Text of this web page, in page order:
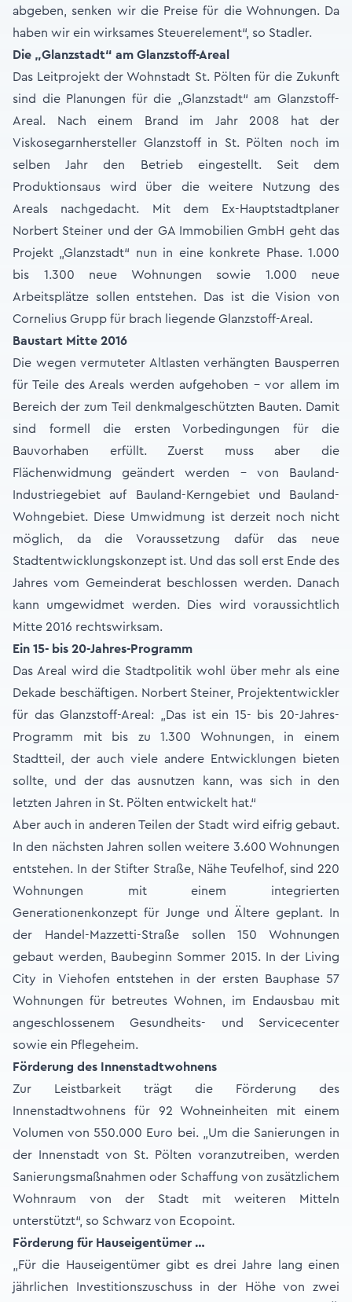
abgeben, senken wir die Preise für die Wohnungen. Da
haben wir ein wirksames Steuerelement“, so Stadler.
Die „Glanzstadt“ am Glanzstoff-Areal
Das Leitprojekt der Wohnstadt St. Pölten für die Zukunft
sind die Planungen für die „Glanzstadt“ am Glanzstoff-
Areal. Nach einem Brand im Jahr 2008 hat der
Viskosegarnhersteller Glanzstoff in St. Pölten noch im
selben Jahr den Betrieb eingestellt. Seit dem
Produktionsaus wird über die weitere Nutzung des
Areals nachgedacht. Mit dem Ex-Hauptstadtplaner
Norbert Steiner und der GA Immobilien GmbH geht das
Projekt „Glanzstadt“ nun in eine konkrete Phase. 1.000
bis 1.300 neue Wohnungen sowie 1.000 neue
Arbeitsplätze sollen entstehen. Das ist die Vision von
Cornelius Grupp für brach liegende Glanzstoff-Areal.
Baustart Mitte 2016
Die wegen vermuteter Altlasten verhängten Bausperren
für Teile des Areals werden aufgehoben – vor allem im
Bereich der zum Teil denkmalgeschützten Bauten. Damit
sind formell die ersten Vorbedingungen für die
Bauvorhaben erfüllt. Zuerst muss aber die
Flächenwidmung geändert werden – von Bauland-
Industriegebiet auf Bauland-Kerngebiet und Bauland-
Wohngebiet. Diese Umwidmung ist derzeit noch nicht
möglich, da die Voraussetzung dafür das neue
Stadtentwicklungskonzept ist. Und das soll erst Ende des
Jahres vom Gemeinderat beschlossen werden. Danach
kann umgewidmet werden. Dies wird voraussichtlich
Mitte 2016 rechtswirksam.
Ein 15- bis 20-Jahres-Programm
Das Areal wird die Stadtpolitik wohl über mehr als eine
Dekade beschäftigen. Norbert Steiner, Projektentwickler
für das Glanzstoff-Areal: „Das ist ein 15- bis 20-Jahres-
Programm mit bis zu 1.300 Wohnungen, in einem
Stadtteil, der auch viele andere Entwicklungen bieten
sollte, und der das ausnutzen kann, was sich in den
letzten Jahren in St. Pölten entwickelt hat.“
Aber auch in anderen Teilen der Stadt wird eifrig gebaut.
In den nächsten Jahren sollen weitere 3.600 Wohnungen
entstehen. In der Stifter Straße, Nähe Teufelhof, sind 220
Wohnungen mit einem integrierten
Generationenkonzept für Junge und Ältere geplant. In
der Handel-Mazzetti-Straße sollen 150 Wohnungen
gebaut werden, Baubeginn Sommer 2015. In der Living
City in Viehofen entstehen in der ersten Bauphase 57
Wohnungen für betreutes Wohnen, im Endausbau mit
angeschlossenem Gesundheits- und Servicecenter
sowie ein Pflegeheim.
Förderung des Innenstadtwohnens
Zur Leistbarkeit trägt die Förderung des
Innenstadtwohnens für 92 Wohneinheiten mit einem
Volumen von 550.000 Euro bei. „Um die Sanierungen in
der Innenstadt von St. Pölten voranzutreiben, werden
Sanierungsmaßnahmen oder Schaffung von zusätzlichem
Wohnraum von der Stadt mit weiteren Mitteln
unterstützt“, so Schwarz von Ecopoint.
Förderung für Hauseigentümer …
„Für die Hauseigentümer gibt es drei Jahre lang einen
jährlichen Investitionszuschuss in der Höhe von zwei